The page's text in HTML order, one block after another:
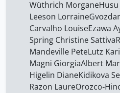
Wüthrich MorganeHusu
Leeson Lorraine
Carvalho LouiseEzawa
Spring Christine Sattiva
Mandeville PeteLutz
Magni GiorgiaAlbert
Higelin DianeKidikova
Razon LaureOrozco-